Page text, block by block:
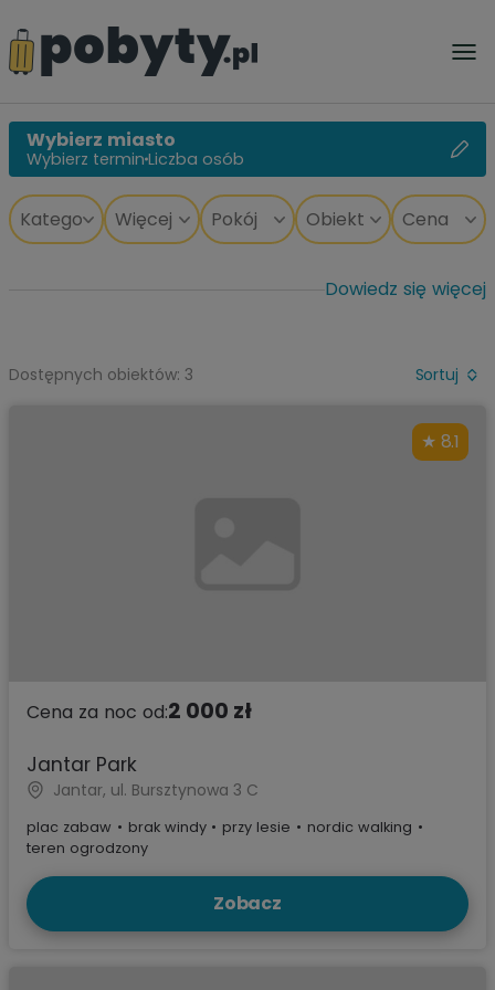
Wybierz miasto
Wybierz termin Liczba osób
Dowiedz się więcej
Dostępnych obiektów: 3 Sortuj
8.1
Cena za noc od:2 000 zł
Jantar Park
Jantar, ul. Bursztynowa 3 C
plac zabaw • brak windy • przy lesie • nordic walking •
teren ogrodzony
Zobacz